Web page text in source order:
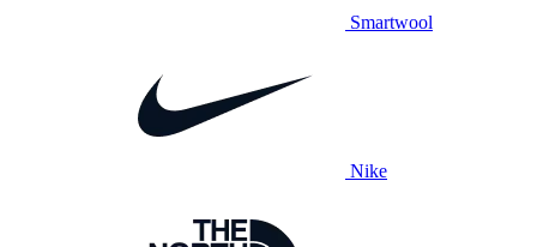
Smartwool
Nike